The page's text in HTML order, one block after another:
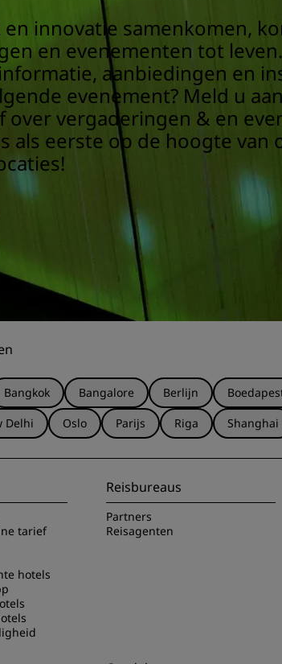
en innovatie samenkomen,
en evenementen tot
aanbiedingen en
evenement? Meld u
over vergaderingen & en
als eerste op de hoogte van
Bangkok Bangalore Berlijn
Delhi Oslo Parijs Riga Shanghai
tarief
hotels
Reisbureaus
Partners
Reisagenten